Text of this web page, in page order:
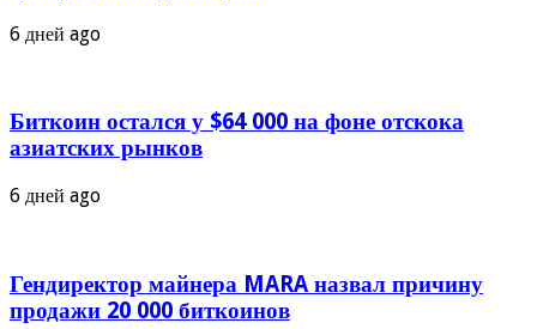
6 дней ago
Биткоин остался у $64 000 на фоне отскока
азиатских рынков
6 дней ago
Гендиректор майнера MARA назвал причину
продажи 20 000 биткоинов